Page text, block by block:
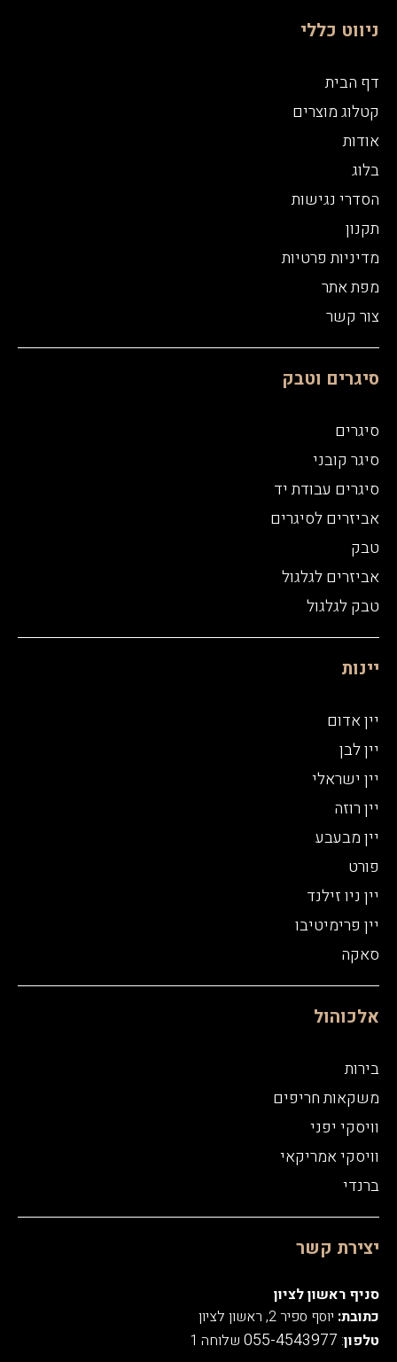
ניווט כללי
דף הבית
קטלוג מוצרים
אודות
בלוג
הסדרי נגישות
תקנון
מדיניות פרטיות
מפת אתר
צור קשר
סיגרים וטבק
סיגרים
סיגר קובני
סיגרים עבודת יד
אביזרים לסיגרים
טבק
אביזרים לגלגול
טבק לגלגול
יינות
יין אדום
יין לבן
יין ישראלי
יין רוזה
יין מבעבע
פורט
יין ניו זילנד
יין פרימיטיבו
סאקה
אלכוהול
בירות
משקאות חריפים
וויסקי יפני
וויסקי אמריקאי
ברנדי
יצירת קשר
סניף ראשון לציון
כתובת: יוסף ספיר 2, ראשון לציון
טלפון:
055-4543977 שלוחה 1